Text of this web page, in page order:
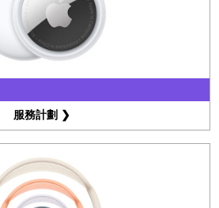
服務計劃 ❯